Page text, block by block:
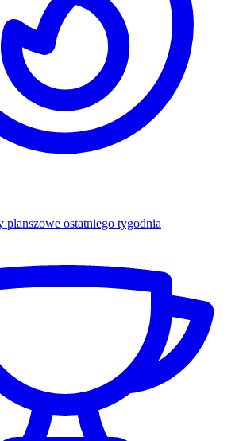
planszowe ostatniego tygodnia